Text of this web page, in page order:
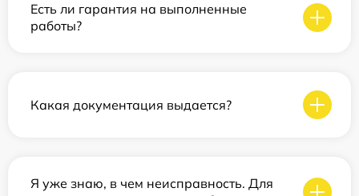
Есть ли гарантия на выполненные
работы?
Какая документация выдается?
Я уже знаю, в чем неисправность. Для